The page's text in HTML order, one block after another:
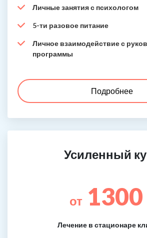
Личные занятия с психологом
5-ти разовое питание
Личное взаимодействие с
программы
Подробнее
Усиленный
от 1300
Лечение в стационаре